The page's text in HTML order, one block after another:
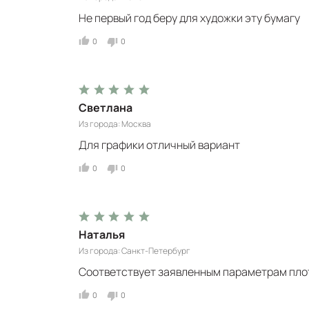
Не первый год беру для художки эту бумагу
0 0
Светлана
Из города Москва
Для графики отличный вариант
0 0
Наталья
Из города Санкт-Петербург
Соответствует заявленным параметрам
0 0